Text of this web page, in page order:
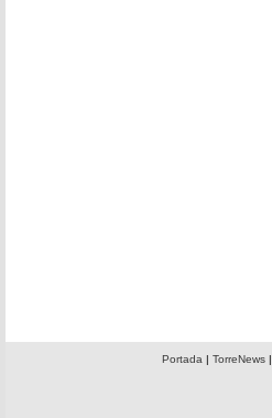
Portada | TorreNews|